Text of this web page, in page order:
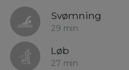
Svømning
29 min
Løb
27 min